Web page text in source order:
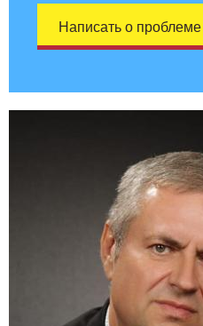
Написать о проблеме